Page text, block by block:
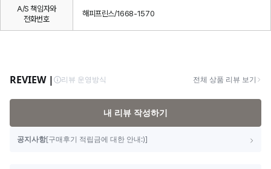
A/S 책임자와
전화번호
해피프린스/1668-1570